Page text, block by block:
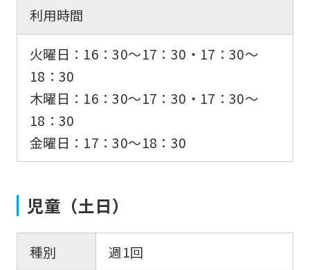
利用時間
火曜日：16：30〜17：30・17：30〜
18：30
木曜日：16：30〜17：30・17：30〜
18：30
金曜日：17：30〜18：30
児童（土日）
種別
週1回